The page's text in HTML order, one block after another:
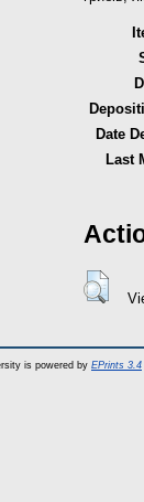
Date
Last
is powered by EPrints 3.4